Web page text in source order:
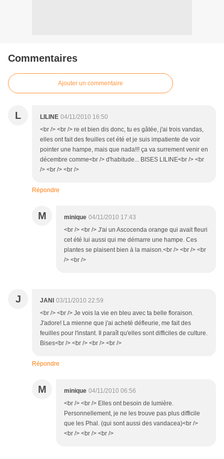
Commentaires
Ajouter un commentaire
L LILINE 04/11/2010 16:50
<br /> <br /> re et bien dis donc, tu es gâtée, j'ai trois vandas,
elles ont fait des feuilles cet été et je suis impatiente de voir
pointer une hampe, mais que nada!!! ça va surrement venir en
décembre comme<br /> d'habitude... BISES LILINE<br /> <br
/> <br /> <br />
Répondre
M minique 04/11/2010 17:43
<br /> <br /> J'ai un Ascocenda orange qui avait fleuri
cet été lui aussi qui me démarre une hampe. Ces
plantes se plaisent bien à la maison.<br /> <br /> <br
/> <br />
J JANI
03/11/2010 22:59
<br /> <br /> Je vois la vie en bleu avec ta belle floraison.
J'adore! La mienne que j'ai acheté défleurie, me fait des
feuilles pour l'instant. Il paraît qu'elles sont difficiles de culture.
Bises<br /> <br /> <br /> <br />
Répondre
M minique 04/11/2010 06:56
<br /> <br /> Elles ont besoin de lumière.
Personnellement, je ne les trouve pas plus difficile
que les Phal. (qui sont aussi des vandacea)<br />
<br /> <br /> <br />